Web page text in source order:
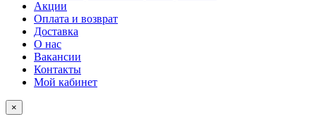
Акции
Оплата и возврат
Доставка
О нас
Вакансии
Контакты
Мой кабинет
×